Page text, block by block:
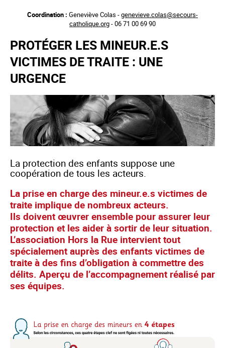
principal
Coordination : Geneviève Colas -genevieve.colas@secours-
catholique.org- 06 71 00 69 90
PROTÉGER LES MINEUR.E.S
VICTIMES DE TRAITE : UNE
URGENCE
La protection des enfants suppose une
coopération de tous les acteurs.
La prise en charge des mineur.e.s victimes de
traite implique de nombreux acteurs.
Ils doivent œuvrer ensemble pour assurer leur
protection et les aider à sortir de leur situation.
L’association Hors la Rue intervient tout
spécialement auprès des enfants victimes de
traite à des fins d’obligation à commettre des
délits. Aperçu de l’accompagnement réalisé par
ses équipes.